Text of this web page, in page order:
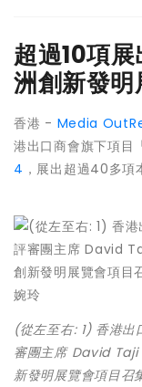
超過10項
洲創新發
香港 - Media
港出口商會旗下項目
4 ，展出超過40多項
(從左至右: 1) 香港
審團主席 David
新發明展覽會項目召